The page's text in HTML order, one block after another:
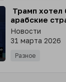
Трамп хотел
арабские
оплатить
пресс-
Ливитт
Новости
31 марта 2026
Разное